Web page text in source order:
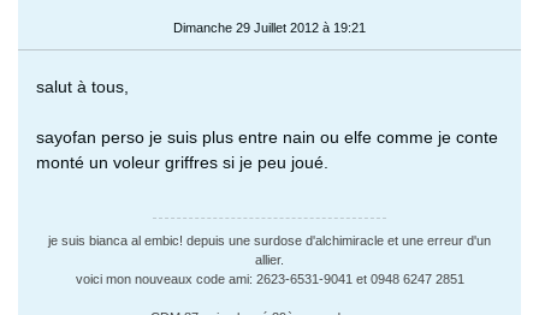
Dimanche 29 Juillet 2012 à 19:21
salut à tous,
sayofan perso je suis plus entre nain ou elfe comme je conte
monté un voleur griffres si je peu joué.
je suis bianca al embic! depuis une surdose d'alchimiracle et une erreur d'un
allier.
voici mon nouveaux code ami: 2623-6531-9041 et 0948 6247 2851